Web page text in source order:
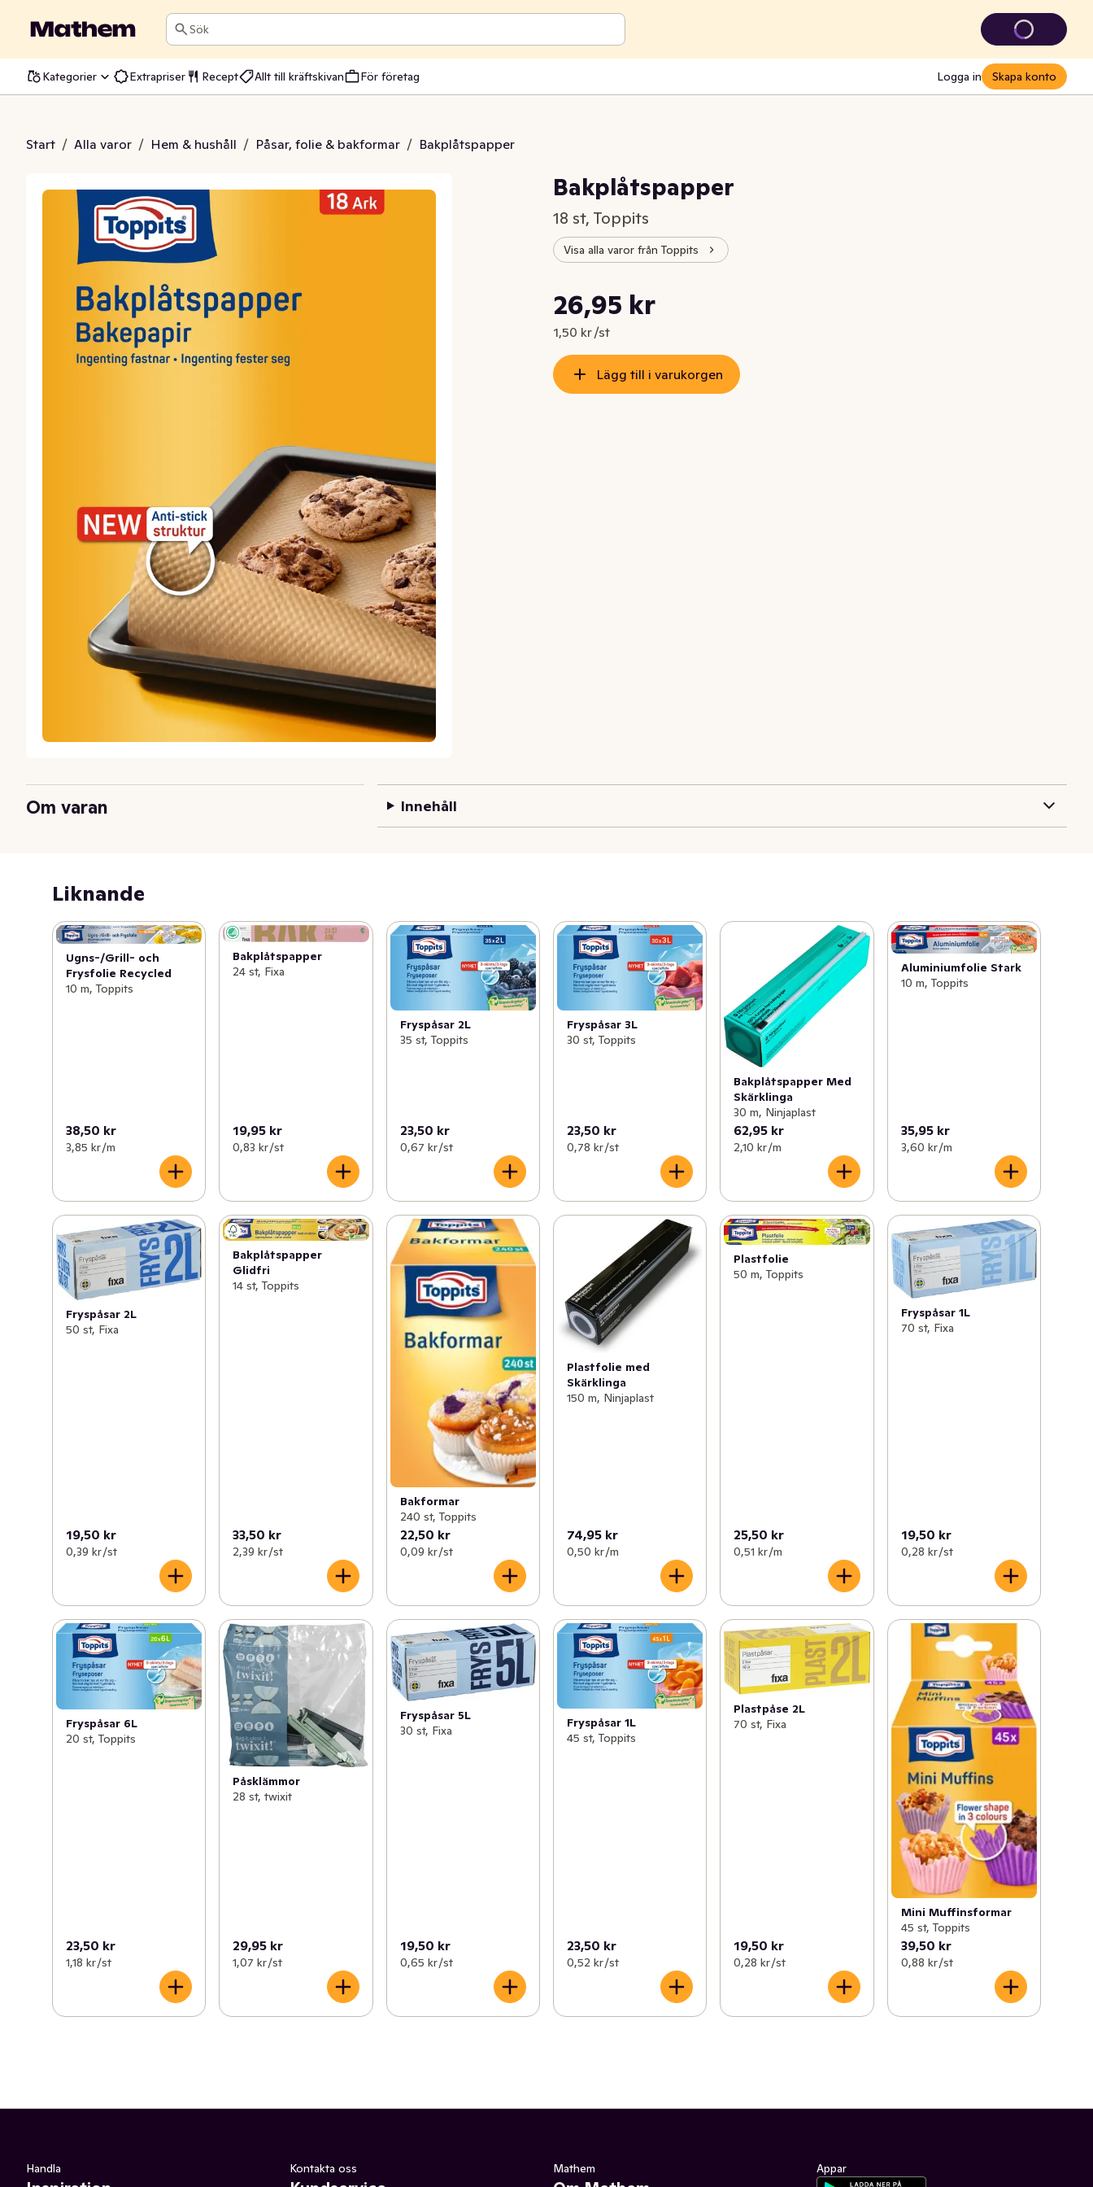
Sök
Kategorier Extrapriser Recept Allt till kräftskivan För företag Logga in Skapa konto
Start / Alla varor / Hem & hushåll / Påsar, folie & bakformar / Bakplåtspapper
Bakplåtspapper
18 st, Toppits
Visa alla varor från Toppits
Nuvarande pris är: 26,95 kr
26,95 kr
1,50 kr /st
Styckpris: 1,50 kr /st
Lägg till i varukorgen
Om varan Innehåll
Liknande
Ugns-/Grill- och
Frysfolie Recycled
10 m, Toppits
38,50 kr
3,85 kr /m
Bakplåtspapper
24 st, Fixa
19,95 kr
0,83 kr /st
Fryspåsar 2L
35 st, Toppits
23,50 kr
0,67 kr /st
Fryspåsar 3L
30 st, Toppits
23,50 kr
0,78 kr /st
Bakplåtspapper Med
Skärklinga
30 m, Ninjaplast
62,95 kr
2,10 kr /m
Aluminiumfolie Stark
10 m, Toppits
35,95 kr
3,60 kr /m
Fryspåsar 2L
50 st, Fixa
19,50 kr
0,39 kr /st
Bakplåtspapper
Glidfri
14 st, Toppits
33,50 kr
2,39 kr /st
Bakformar
240 st, Toppits
22,50 kr
0,09 kr /st
Plastfolie med
Skärklinga
150 m, Ninjaplast
74,95 kr
0,50 kr /m
Plastfolie
50 m, Toppits
25,50 kr
0,51 kr /m
Fryspåsar 1L
70 st, Fixa
19,50 kr
0,28 kr /st
Fryspåsar 6L
20 st, Toppits
23,50 kr
1,18 kr /st
Påsklämmor
28 st, twixit
29,95 kr
1,07 kr /st
Fryspåsar 5L
30 st, Fixa
19,50 kr
0,65 kr /st
Fryspåsar 1L
45 st, Toppits
23,50 kr
0,52 kr /st
Plastpåse 2L
70 st, Fixa
19,50 kr
0,28 kr /st
Mini Muffinsformar
45 st, Toppits
39,50 kr
0,88 kr /st
Handla Kontakta oss Mathem Appar